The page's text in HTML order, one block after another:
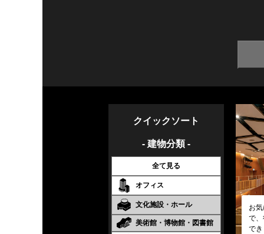
クイックソート
- 建物分類 -
全て見る
オフィス
文化施設・ホール
美術館・博物館・図書館
お
で
で